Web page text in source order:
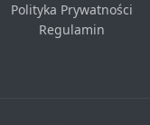
Polityka Prywatności
Regulamin